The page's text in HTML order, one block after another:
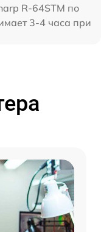
R-64STM по
3-4 часа при